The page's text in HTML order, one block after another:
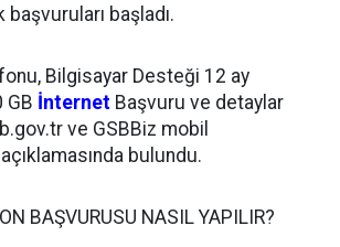
başladı.
Bilgisayar Desteği 12 ay
GB İnternet Başvuru ve detaylar
ve GSBBiz mobil
bulundu.
BAŞVURUSU NASIL YAPILIR?